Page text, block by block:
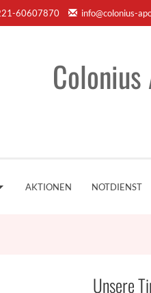
60607870 info@colonius-
AKTIONEN NOTDIENST
Unsere